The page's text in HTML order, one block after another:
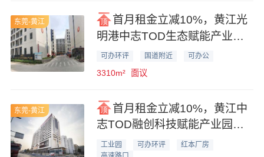
东莞-黄江
首月租金立减10%，黄江光
明港中志TOD生态赋能产业园
3310平米厂房业主直租
可办环评 国道附近 可办公
3310m² 面议
东莞-黄江
首月租金立减10%，黄江中
志TOD融创科技赋能产业园
1130平米厂房业主直租
工业园 可办环评
红本厂房